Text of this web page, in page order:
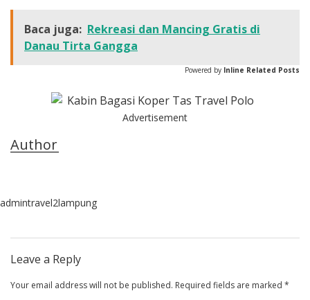
Baca juga: Rekreasi dan Mancing Gratis di
Danau Tirta Gangga
Powered by Inline Related Posts
Advertisement
Author
admintravel2lampung
Leave a Reply
Your email address will not be published. Required fields are marked *